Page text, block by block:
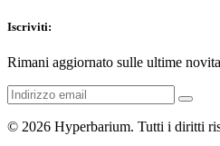
Iscriviti:
Rimani aggiornato sulle ultime
© 2026 Hyperbarium. Tutti i diritti